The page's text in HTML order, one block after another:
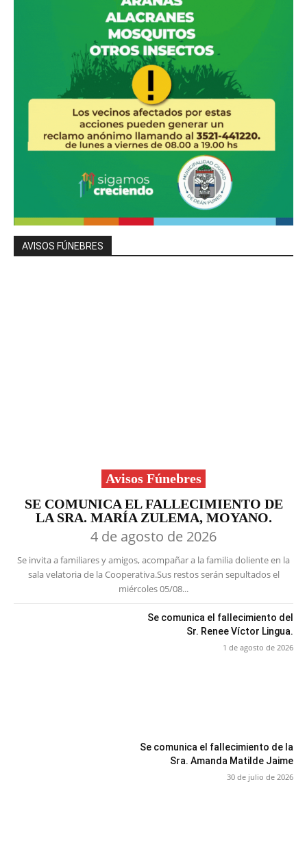
AVISOS FÚNEBRES
Avisos Fúnebres
SE COMUNICA EL FALLECIMIENTO DE
LA SRA. MARÍA ZULEMA, MOYANO.
4 de agosto de 2026
Se invita a familiares y amigos, acompañar a la familia doliente en la
sala velatoria de la Cooperativa.Sus restos serán sepultados el
miércoles 05/08...
Se comunica el fallecimiento del
Sr. Renee Víctor Lingua.
1 de agosto de 2026
Se comunica el fallecimiento de la
Sra. Amanda Matilde Jaime
30 de julio de 2026